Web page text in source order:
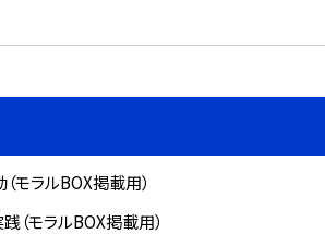
モラルBOX掲載用）
（モラルBOX掲載用）